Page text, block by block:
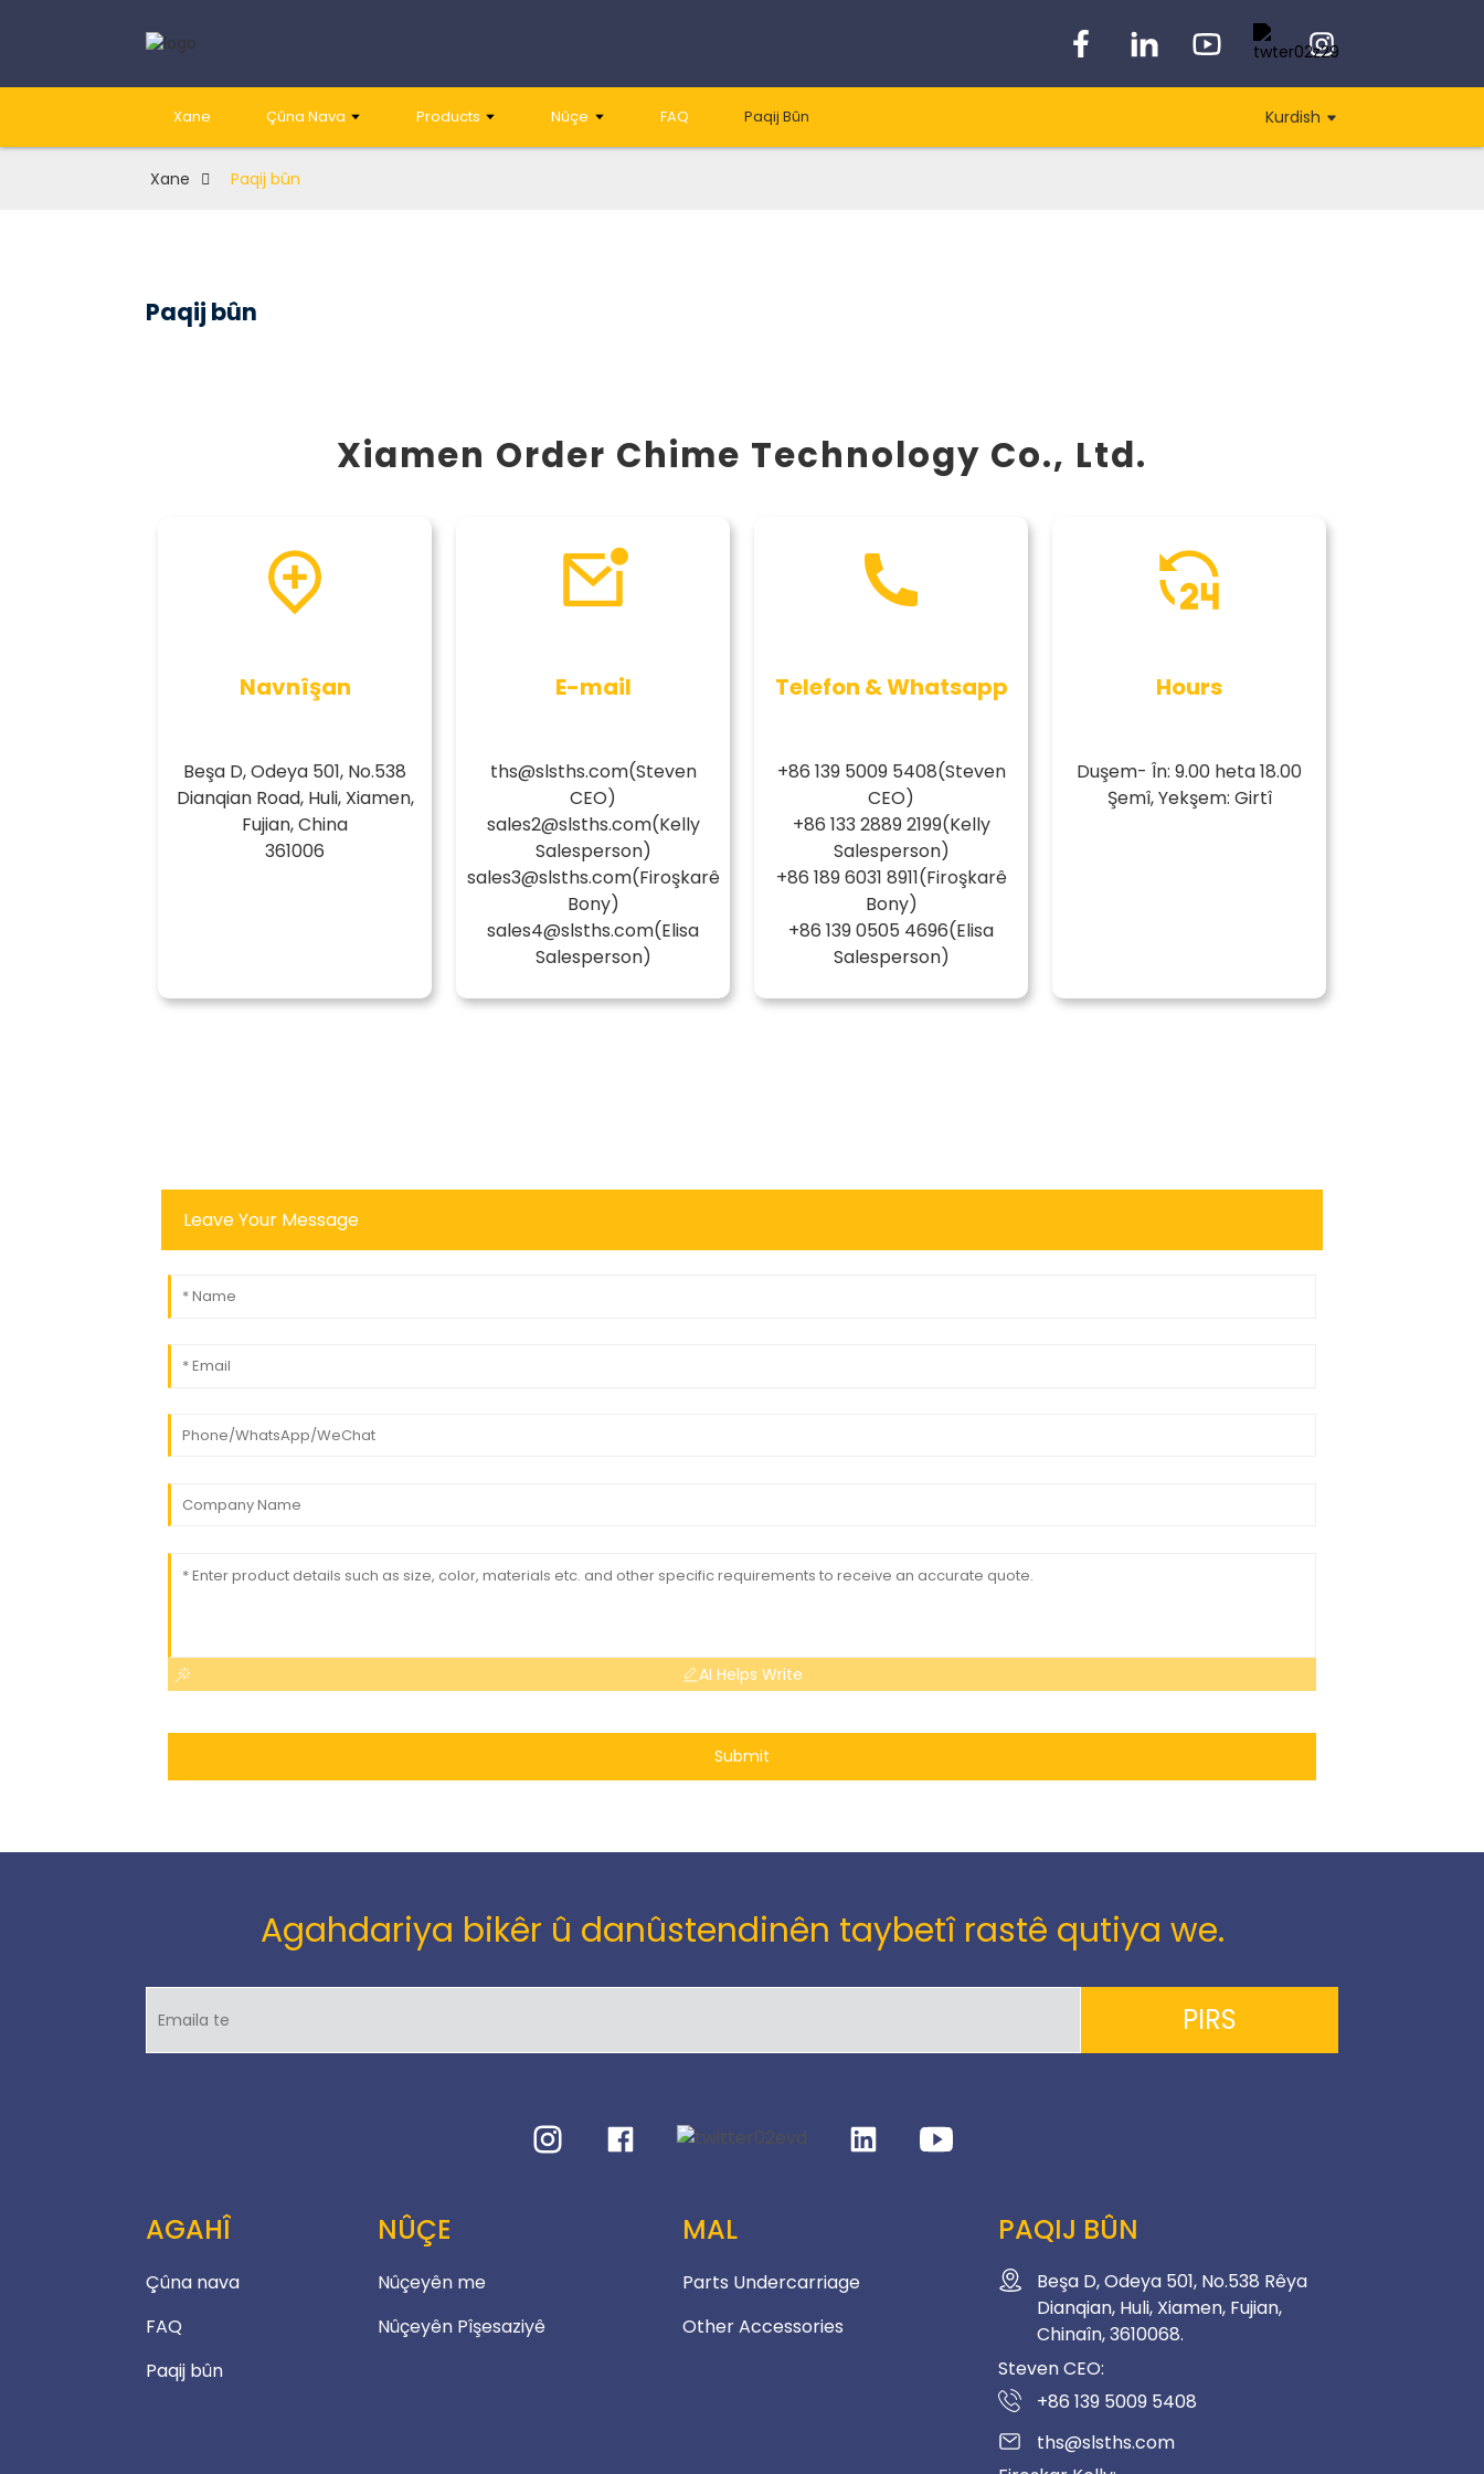
Xane Çûna Nava Products Nûçe FAQ Paqij Bûn Kurdish
Xane Paqij bûn
Paqij bûn
Xiamen Order Chime Technology Co., Ltd.
Navnîşan
Beşa D, Odeya 501, No.538
Dianqian Road, Huli, Xiamen,
Fujian, China
361006
E-mail
ths@slsths.com(Steven
CEO)
sales2@slsths.com(Kelly
Salesperson)
sales3@slsths.com(Firoşkarê
Bony)
sales4@slsths.com(Elisa
Salesperson)
Telefon & Whatsapp
+86 139 5009 5408(Steven
CEO)
+86 133 2889 2199(Kelly
Salesperson)
+86 189 6031 8911(Firoşkarê
Bony)
+86 139 0505 4696(Elisa
Salesperson)
Hours
Duşem- În: 9.00 heta 18.00
Şemî, Yekşem: Girtî
Leave Your Message
AI Helps Write
Submit
Agahdariya bikêr û danûstendinên taybetî rastê qutiya we.
PIRS
AGAHÎ
Çûna nava
FAQ
Paqij bûn
NÛÇE
Nûçeyên me
Nûçeyên Pîşesaziyê
MAL
Parts Undercarriage
Other Accessories
PAQIJ BÛN
Beşa D, Odeya 501, No.538 Rêya
Dianqian, Huli, Xiamen, Fujian,
Chinaîn, 3610068.
Steven CEO:
+86 139 5009 5408
ths@slsths.com